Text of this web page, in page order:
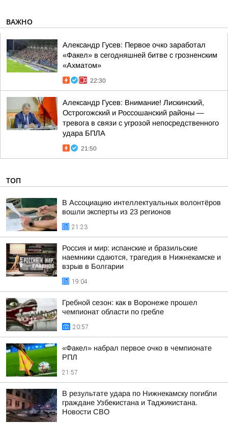
ВАЖНО
Александр Гусев: Первое очко заработал
«Факел» в сегодняшней битве с грозненским
«Ахматом»
22:30
Александр Гусев: Внимание! Лискинский,
Острогожский и Россошанский районы —
тревога в связи с угрозой непосредственного
удара БПЛА
21:50
ТОП
В Ассоциацию интеллектуальных волонтёров
вошли эксперты из 23 регионов
21:23
Россия и мир: испанские и бразильские
наемники сдаются, трагедия в Нижнекамске и
взрыв в Болгарии
19:04
Гребной сезон: как в Воронеже прошел
чемпионат области по гребле
20:57
«Факел» набрал первое очко в чемпионате
РПЛ
21:57
В результате удара по Нижнекамску погибли
граждане Узбекистана и Таджикистана.
Новости СВО